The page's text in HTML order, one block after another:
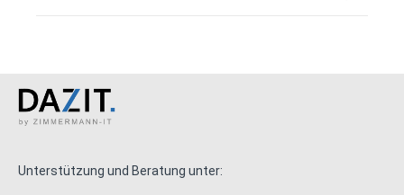
Unterstützung und Beratung unter: